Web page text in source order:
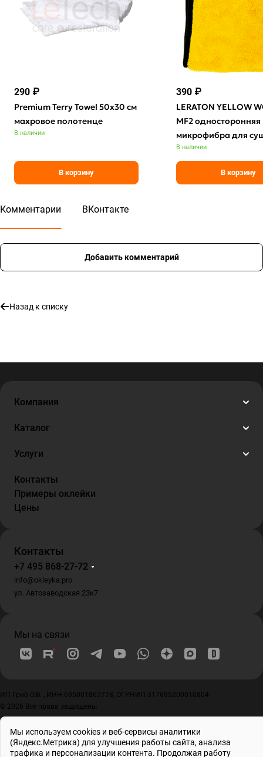
290 ₽
Premium Terry Towel 50x30 см
махровое полотенце
В наличии
В корзину
390 ₽
LERATON YELLOW
MF2 односторонняя
микрофибра для
В наличии
В корзину
Комментарии ВКонтакте
Добавить комментарий
Назад к списку
Компания
Каталог
Услуги
Контакты
Примеры оклейки
Цены
Контакты
+7 495 868-27-72
info@okleyka.pro
ул. Автозаводская 23к7
Мы на связи
ИП Гриб О.В. , ИНН 695001862778, ОГРНИП 317695200010804
© 2026 Все права защищены
Мы используем cookies и веб-сервисы аналитики
(Яндекс.Метрика) для улучшения работы сайта, анализа
трафика и персонализации контента. Продолжая работу